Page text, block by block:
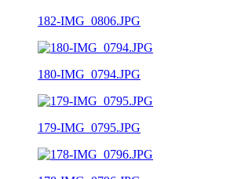
182-IMG_0806.JPG
180-IMG_0794.JPG
179-IMG_0795.JPG